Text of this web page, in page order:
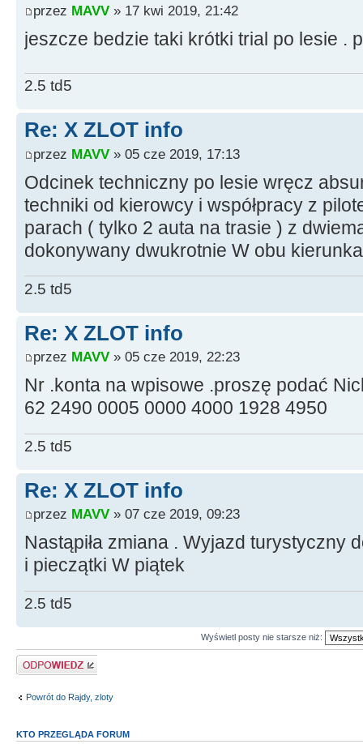
przez MAVV » 17 kwi 2019, 21:42
jeszcze bedzie taki krótki trial po lesie .
2.5 td5
Re: X ZLOT info
przez MAVV » 05 cze 2019, 17:13
Odcinek techniczny po lesie wręcz
techniki od kierowcy i współpracy z
parach ( tylko 2 auta na trasie ) z
dokonywany dwukrotnie W obu
2.5 td5
Re: X ZLOT info
przez MAVV » 05 cze 2019, 22:23
Nr .konta na wpisowe .proszę podać
62 2490 0005 0000 4000 1928 4950
2.5 td5
Re: X ZLOT info
przez MAVV » 07 cze 2019, 09:23
Nastąpiła zmiana . Wyjazd turystyczny
i pieczątki W piątek
2.5 td5
Wyświetl posty nie starsze niż:
Odpowiedz
Powrót do Rajdy, zloty
KTO PRZEGLĄDA FORUM